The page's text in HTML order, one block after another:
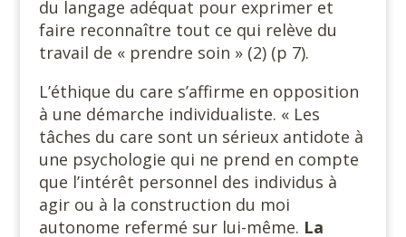
du langage adéquat pour exprimer et
faire reconnaître tout ce qui relève du
travail de « prendre soin » (2) (p 7).
L’éthique du care s’affirme en opposition
à une démarche individualiste. « Les
tâches du care sont un sérieux antidote à
une psychologie qui ne prend en compte
que l’intérêt personnel des individus à
agir ou à la construction du moi
autonome refermé sur lui-même. La